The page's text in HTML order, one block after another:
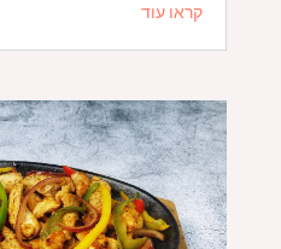
קראו עוד